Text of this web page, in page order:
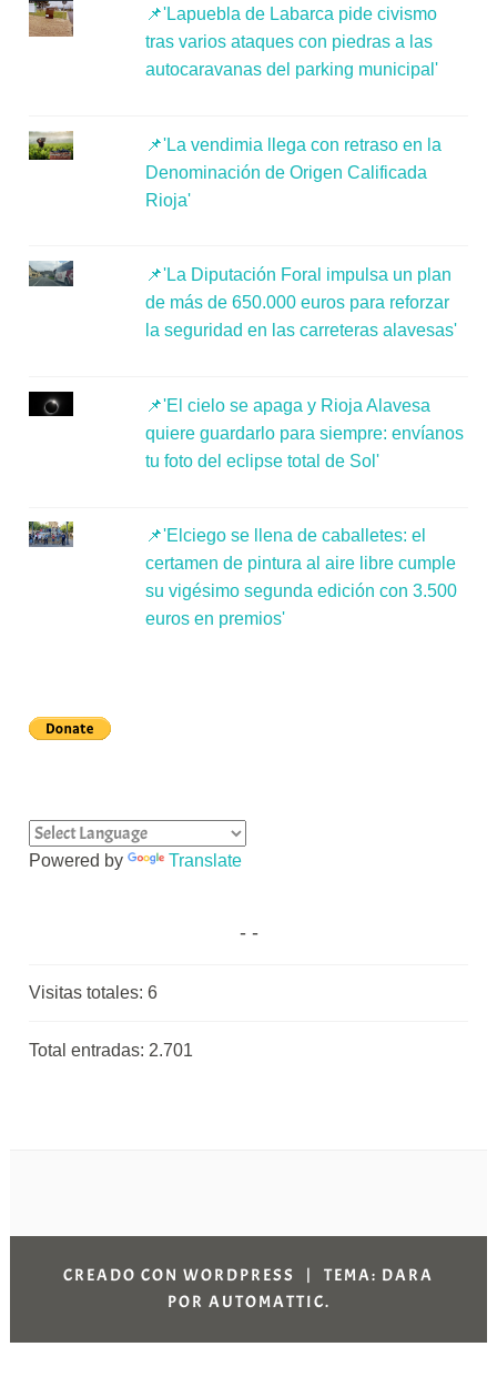
📌'Lapuebla de Labarca pide civismo
tras varios ataques con piedras a las
autocaravanas del parking municipal'
📌'La vendimia llega con retraso en la
Denominación de Origen Calificada
Rioja'
📌'La Diputación Foral impulsa un plan
de más de 650.000 euros para reforzar
la seguridad en las carreteras alavesas'
📌'El cielo se apaga y Rioja Alavesa
quiere guardarlo para siempre: envíanos
tu foto del eclipse total de Sol'
📌'Elciego se llena de caballetes: el
certamen de pintura al aire libre cumple
su vigésimo segunda edición con 3.500
euros en premios'
Powered by Translate
Visitas totales:6
Total entradas: 2.701
CREADO CON WORDPRESS |
TEMA: DARA
POR AUTOMATTIC.